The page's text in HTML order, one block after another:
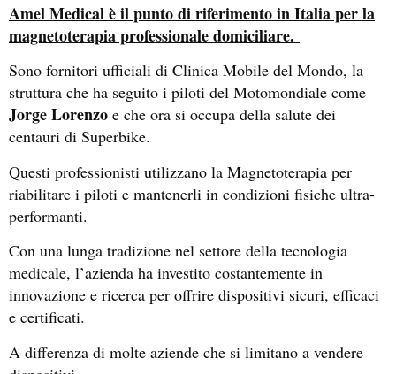
Amel Medical è il punto di riferimento in Italia per la
magnetoterapia professionale domiciliare.
Sono fornitori ufficiali di Clinica Mobile del Mondo, la
struttura che ha seguito i piloti del Motomondiale come
Jorge Lorenzo e che ora si occupa della salute dei
centauri di Superbike.
Questi professionisti utilizzano la Magnetoterapia per
riabilitare i piloti e mantenerli in condizioni fisiche ultra-
performanti.
Con una lunga tradizione nel settore della tecnologia
medicale, l’azienda ha investito costantemente in
innovazione e ricerca per offrire dispositivi sicuri, efficaci
e certificati.
A differenza di molte aziende che si limitano a vendere